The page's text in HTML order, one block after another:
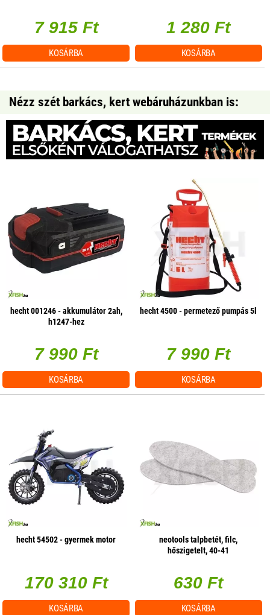
7 915 Ft
KOSÁRBA
1 280 Ft
KOSÁRBA
Nézz szét barkács, kert webáruházunkban is:
hecht 001246 - akkumulátor 2ah,
h1247-hez
7 990 Ft
KOSÁRBA
hecht 4500 - permetező pumpás 5l
7 990 Ft
KOSÁRBA
hecht 54502 - gyermek motor
170 310 Ft
KOSÁRBA
neotools talpbetét, filc,
hőszigetelt, 40-41
630 Ft
KOSÁRBA